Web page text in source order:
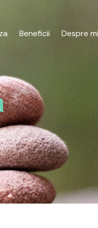
Beneficii Despre